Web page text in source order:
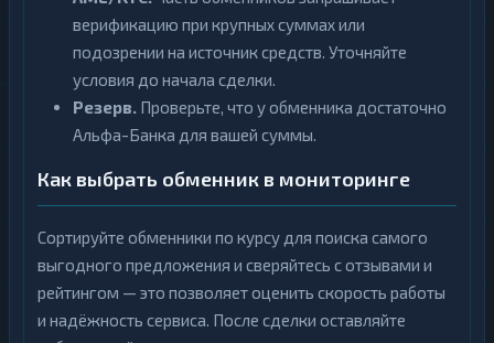
верификацию при крупных суммах или
подозрении на источник средств. Уточняйте
условия до начала сделки.
Резерв. Проверьте, что у обменника достаточно
Альфа-Банка для вашей суммы.
Как выбрать обменник в мониторинге
Сортируйте обменники по курсу для поиска самого
выгодного предложения и сверяйтесь с отзывами и
рейтингом — это позволяет оценить скорость работы
и надёжность сервиса. После сделки оставляйте